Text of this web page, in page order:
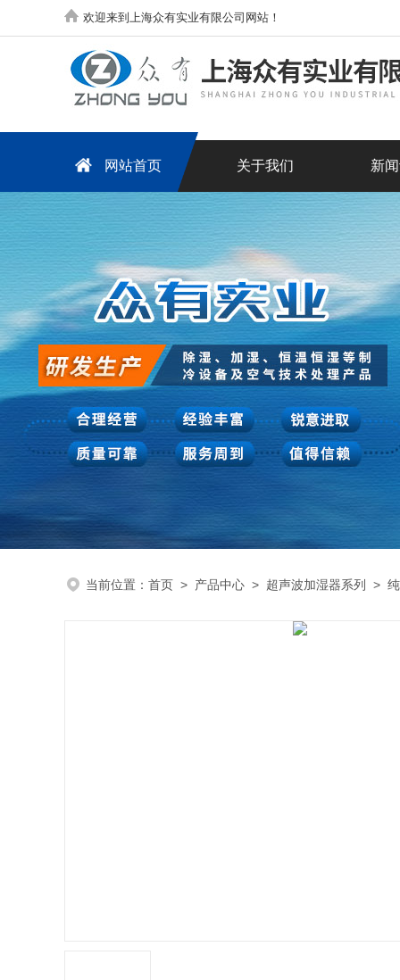
欢迎来到上海众有实业有限公司网站！
网站首页 关于我们 新
当前位置： 首页 > 产品中心 > 超声波加湿器系列 >